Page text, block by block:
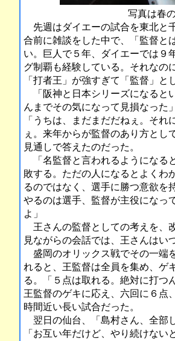
写真は春
先週はダイエーの試合を東北と
合前に雑談をした中で、「監督と
い。巨人で５年、ダイエーでは９
グ制覇も経験している。それなの
「打者王」が強すぎて「監督」
「阪神と日本シリーズになると
んまでその気になって見損なった
「うちは、まだまだだねぇ。そ
ぇ。来年からが監督のあり方とし
見通しで答えたのだった。
「名監督と言われるようになる
敗する。ただの人になるとよくわ
るのではなく、選手に勝つ意欲を
やるのは選手、監督が主役になっ
よ」
王さんの監督としての考えを、
見ながらの会話では、王さんはい
盛岡のオリックス戦でその一端
れると、王監督は全員を集め、ゲ
る。「５点は取れる。絶対に打つ
王監督のゲキに応え、六回に６点
時間近い長い試合だった。
翌日の仙台、「島村さん、全部
「お互い年だけど、やり続けな